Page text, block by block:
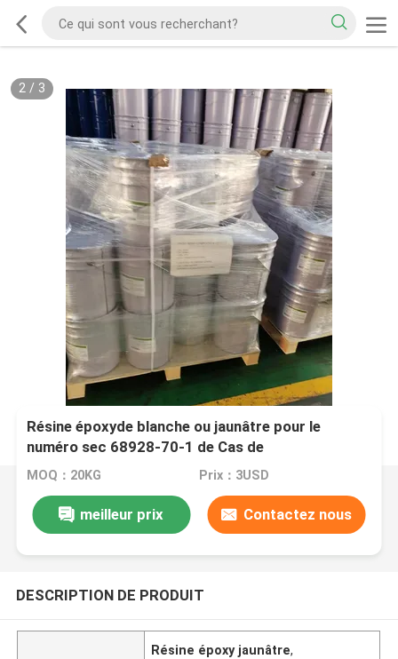
2/ 3
Résine époxyde blanche ou jaunâtre pour le
numéro sec 68928-70-1 de Cas de
transformateurs
MOQ：20KG Prix：3USD
meilleur prix Contactez nous
DESCRIPTION DE PRODUIT
Résine époxy jaunâtre,